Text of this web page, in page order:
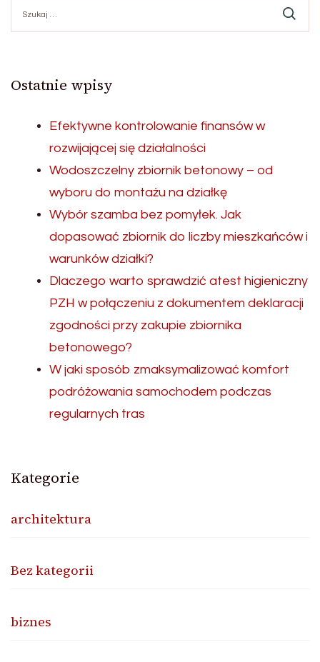
Ostatnie wpisy
Efektywne kontrolowanie finansów w
rozwijającej się działalności
Wodoszczelny zbiornik betonowy – od
wyboru do montażu na działkę
Wybór szamba bez pomyłek. Jak
dopasować zbiornik do liczby mieszkańców i
warunków działki?
Dlaczego warto sprawdzić atest higieniczny
PZH w połączeniu z dokumentem deklaracji
zgodności przy zakupie zbiornika
betonowego?
W jaki sposób zmaksymalizować komfort
podróżowania samochodem podczas
regularnych tras
Kategorie
architektura
Bez kategorii
biznes